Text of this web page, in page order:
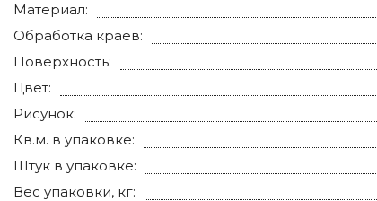
Материал:
Обработка краев:
Поверхность:
Цвет:
Рисунок:
Кв.м. в упаковке:
Штук в упаковке:
Вес упаковки, кг: